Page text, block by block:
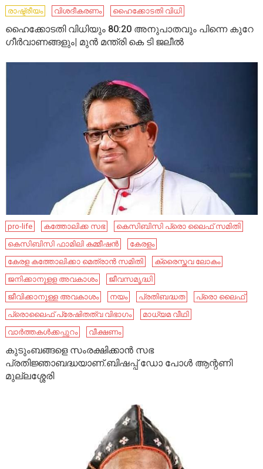
രാഷ്ട്രീയം
വിശദീകരണം ഹൈക്കോടതി വിധി
ഹൈക്കോടതി വിധിയും 80:20 അനുപാതവും പിന്നെ കുറേ
ഗീർവാണങ്ങളും| മുൻ മന്ത്രി കെ ടി ജലീൽ
pro-life കത്തോലിക്ക സഭ
കെസിബിസി പ്രൊ ലൈഫ് സമിതി
കെസിബിസി ഫാമിലി കമ്മീഷന്‍
കേരളം
കേരള കത്തോലിക്കാ മെത്രാൻ സമിതി
ക്രൈസ്തവ ലോകം
ജനിക്കാനുളള അവകാശം
ജീവസമൃദ്ധി
ജീവിക്കാനുള്ള അവകാശം
നയം പ്രതിബദ്ധത
പ്രൊ ലൈഫ്
പ്രൊലൈഫ്‌ പ്രേഷിതത്വ വിഭാഗം
മാധ്യമ വീഥി
വാർത്തകൾക്കപ്പുറം
വീക്ഷണം
കുടുംബങ്ങളെ സംരക്ഷിക്കാന്‍ സഭ
പ്രതിജ്ഞാബദ്ധയാണ്.ബിഷപ്പ് ഡോ പോള്‍ ആന്റണി
മുല്ലശ്ശേരി